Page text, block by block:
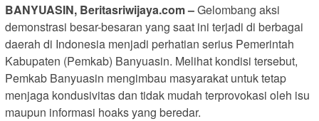
BANYUASIN, Beritasriwijaya.com –Gelombang aksi
demonstrasi besar-besaran yang saat ini terjadi di berbagai
daerah di Indonesia menjadi perhatian serius Pemerintah
Kabupaten (Pemkab) Banyuasin. Melihat kondisi tersebut,
Pemkab Banyuasin mengimbau masyarakat untuk tetap
menjaga kondusivitas dan tidak mudah terprovokasi oleh isu
maupun informasi hoaks yang beredar.